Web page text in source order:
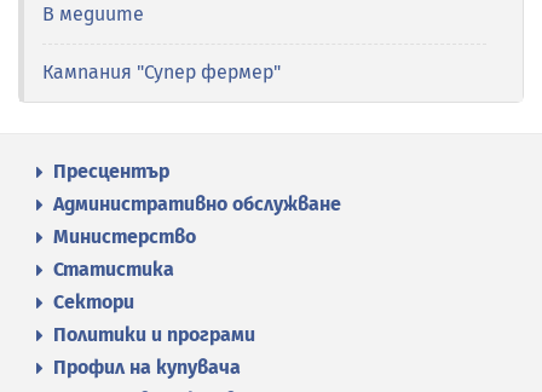
В медиите
Кампания "Супер фермер"
Пресцентър
Административно обслужване
Министерство
Статистика
Сектори
Политики и програми
Профил на купувача